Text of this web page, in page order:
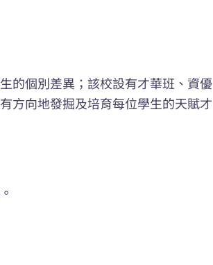
的個別差異；該校設有才華班、資優
方向地發掘及培育每位學生的天賦才